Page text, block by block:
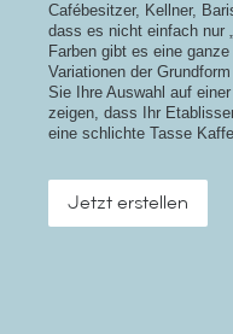
Cafébesitzer, Kellner,
dass es nicht einfach nur
Farben gibt es eine
Variationen der
Sie Ihre Auswahl auf
zeigen, dass Ihr
eine schlichte Tasse
Jetzt erstellen